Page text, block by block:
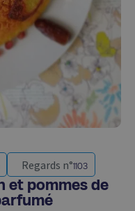
Regards n°1103
et pommes de